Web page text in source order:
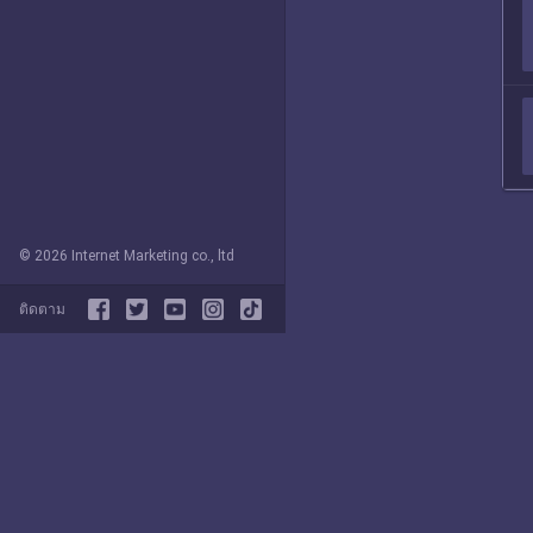
© 2026 Internet Marketing co., ltd
ติดตาม